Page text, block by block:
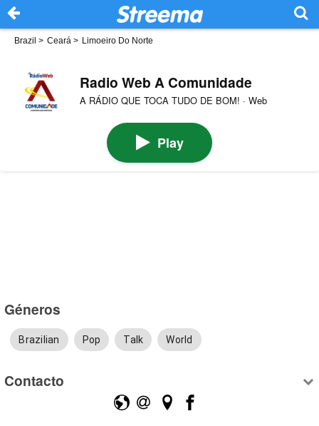
Brazil > Ceará > Limoeiro Do Norte
Radio Web A Comunidade
A RÁDIO QUE TOCA TUDO DE BOM! · Web
Play
Géneros
Brazilian Pop Talk World
Contacto